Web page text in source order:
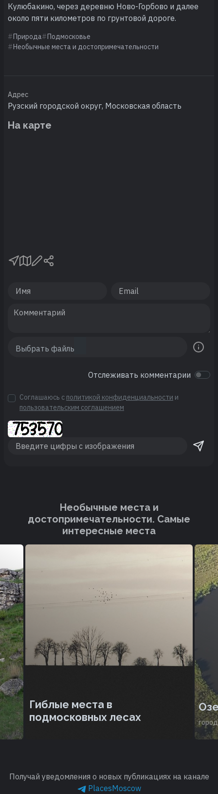
Кулюбакино, через деревню Ново-Горбово и далее
около пяти километров по грунтовой дороге.
Природа
Подмосковье
Необычные места и достопримечательности
Адрес
Рузский городской округ, Московская область
На карте
Отслеживать комментарии
Соглашаюсь с политикой конфиденциальности и
пользовательским соглашением
Необычные места и
достопримечательности. Cамые
интересные места
Гиблые места в
подмосковных лесах
Получай уведомления о новых публикациях на канале
PlacesMoscow